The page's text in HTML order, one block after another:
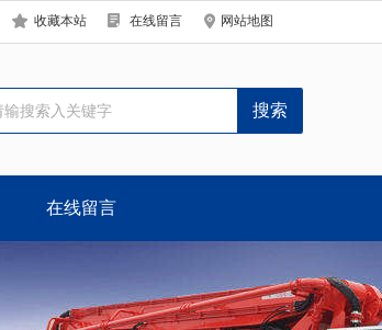
收藏本站 在线留言 网站地图
在线留言